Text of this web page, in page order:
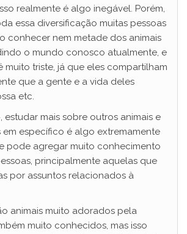
realmente é algo inegável. Porém,
essa diversificação muitas pessoas
conhecer nem metade dos animais
o mundo conosco atualmente, e
muito triste, já que eles compartilham
que a gente e a vida deles
etc.
estudar mais sobre outros animais e
em específico é algo extremamente
pode agregar muito conhecimento
principalmente aquelas que
por assuntos relacionados à
animais muito adorados pela
muito conhecidos, mas isso